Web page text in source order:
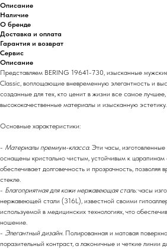
Описание
Наличие
О бренде
Доставка и оплата
Гарантия и возврат
Сервис
Описание
Представляем BERING 19641-730, изысканные
Classic, воплощающие вневременную элегантность и
созданные для тех, кто ценит в жизни все самое
высококачественные материалы и изысканную эстетику.
Основные характеристики:
- Материалы премиум-класса. Эти часы,
оснащены кристально чистым, устойчивым к
обеспечивает долговечность и прозрачность, позволяя
стекле.
- Благоприятная для кожи нержавеющая сталь:часы
нержавеющей стали (316L), известной своими
используемой в медицинских технологиях, что
ношение.
- Элегантный дизайн. Полированная и матовая
поразительный контраст, а лаконичные и четкие линии